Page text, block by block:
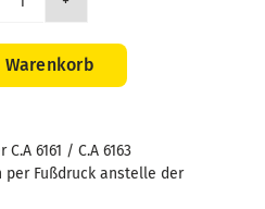
Fußschalter
Fernbedienung
Nr.
Menge
Warenkorb
6161 / C.A 6163
per Fußdruck anstelle der